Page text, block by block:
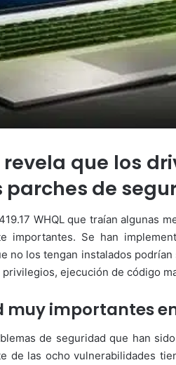
que los
de
WHQL que traían algunas
importantes. Se han
no los tengan instalados
ejecución de código
muy importantes
de seguridad que han
de las ocho vulnerabilidades